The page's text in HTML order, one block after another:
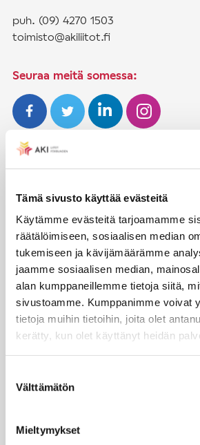
Tämä sivusto käyttää evästeitä
Käytämme evästeitä tarjoamamme
räätälöimiseen, sosiaalisen median
tukemiseen ja kävijämäärämme
jaamme sosiaalisen median,
alan kumppaneillemme tietoja siitä,
sivustoamme. Kumppanimme voivat
tietoja muihin tietoihin, joita olet
kerätty, kun olet käyttänyt heidän
valinta
Välttämätön
Mieltymykset
puh. (09) 4270 1503
toimisto@akiliitot.fi
Seuraa meitä somessa:
Henkilöjäsenyys
Liittojäsenyys
Jäsenmaksujen työnantajaperintä
Jäsentietojen päivittäminen
Matkalaskut
AJANKOHTAISTA